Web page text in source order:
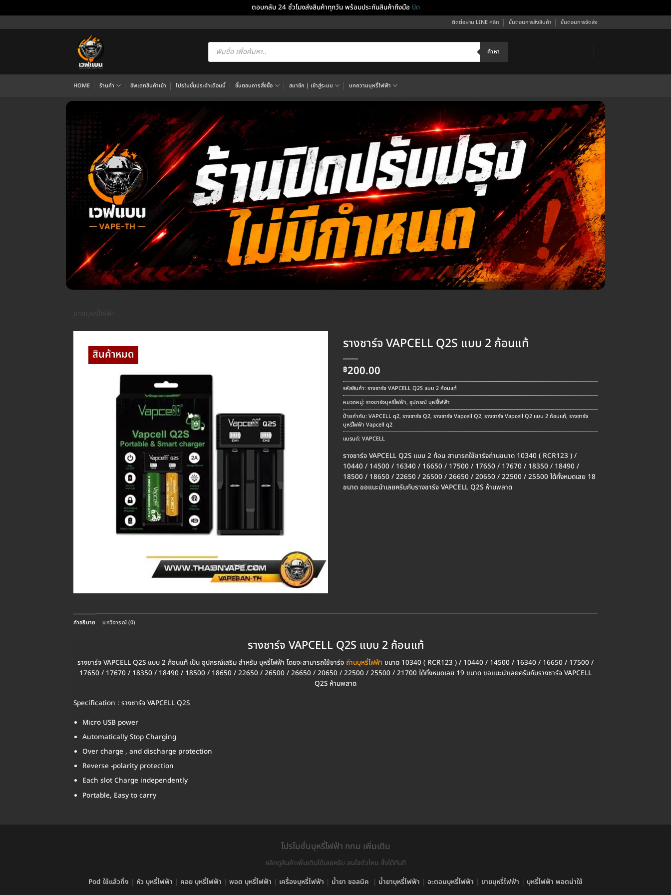
ตอบกลับ 24 ชั่วโมงส่งสินค้าทุกวัน พร้อมประกันสินค้าถึงมือ ปิด
ไป
ติดต่อผ่าน LINE คลิก ขั้นตอนการสั่งสินค้า ขั้นตอนการจัดส่ง
Products
search ค้าหา
HOME ร้านค้า อัพเดทสินค้าเข้า โปรโมชั่นประจำเดือนนี้ ขั้นตอนการสั่งซื้อ สมาชิก | เข้าสู่ระบบ บทความบุหรี่ไฟฟ้า
รางชาร์จ VAPCELL Q2S แบบ 2 ก้อนแท้
฿200.00
รหัสสินค้า:รางชาร์จ VAPCELL Q2S แบบ 2 ก้อนแท้
หมวดหมู่:รางชาร์จบุหรี่ไฟฟ้า, อุปกรณ์ บุหรี่ไฟฟ้า
ป้ายกำกับ:VAPCELL q2, รางชาร์จ Q2, รางชาร์จ Vapcell Q2, รางชาร์จ Vapcell Q2 แบบ 2 ก้อนแท้, รางชาร์จ
บุหรี่ไฟฟ้า Vapcell q2
แบรนด์:VAPCELL
รางชาร์จ VAPCELL Q2S แบบ 2 ก้อน สามารถใช้ชาร์จถ่านขนาด 10340 ( RCR123 ) /
10440 / 14500 / 16340 / 16650 / 17500 / 17650 / 17670 / 18350 / 18490 /
18500 / 18650 / 22650 / 26500 / 26650 / 20650 / 22500 / 25500 ได้ทั้งหมดเลย 18
ขนาด ขอแนะนำเลยครับกับรางชาร์จ VAPCELL Q2S ห้ามพลาด
คำอธิบาย บทวิจารณ์ (0)
รางชาร์จ VAPCELL Q2S แบบ 2 ก้อนแท้
รางชาร์จ VAPCELL Q2S แบบ 2 ก้อนแท้ เป็น อุปกรณ์เสริม สำหรับ บุหรี่ไฟฟ้า โดยจะสามารถใช้ชาร์จ ถ่านบุหรี่ไฟฟ้า ขนาด 10340 ( RCR123 ) / 10440 / 14500 / 16340 / 16650 / 17500 /
17650 / 17670 / 18350 / 18490 / 18500 / 18650 / 22650 / 26500 / 26650 / 20650 / 22500 / 25500 / 21700 ได้ทั้งหมดเลย 19 ขนาด ขอแนะนำเลยครับกับรางชาร์จ VAPCELL
Q2S ห้ามพลาด
Specification : รางชาร์จ VAPCELL Q2S
Micro USB power
Automatically Stop Charging
Over charge , and discharge protection
Reverse -polarity protection
Each slot Charge independently
Portable, Easy to carry
โปรโมชั่นบุหรี่ไฟฟ้า กทม เพิ่มเติม
คลิกดูสินค้าเพิ่มเติมได้เลยครับ สนใจตัวไหน สั่งได้ทันที
Pod ใช้แล้วทิ้ง | หัว บุหรี่ไฟฟ้า | คอย บุหรี่ไฟฟ้า | พอต บุหรี่ไฟฟ้า | เครื่องบุหรี่ไฟฟ้า | น้ำยา ซอลนิค | น้ำยาบุหรี่ไฟฟ้า | อะตอมบุหรี่ไฟฟ้า | ขายบุหรี่ไฟฟ้า | บุหรี่ไฟฟ้า พอตน่าใช้